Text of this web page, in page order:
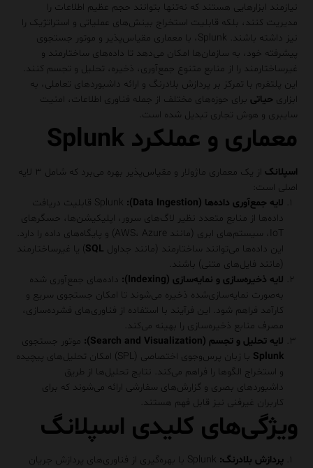
نیازمند ابزارهایی هستند که نه‌تنها بتوانند حجم عظیم اطلاعات را
مدیریت کنند، بلکه قابلیت استخراج بینش‌های عملیاتی و استراتژیک را
نیز داشته باشند. Splunk، با معماری مقیاس‌پذیر و موتور جستجوی
پیشرفته خود، به سازمان‌ها امکان می‌دهد تا داده‌های ساختارمند و
غیرساختارمند را از منابع متنوع جمع‌آوری، ذخیره، تحلیل و تجسم کنند.
این پلتفرم با تمرکز بر پردازش بلادرنگ و ارائه داشبوردهای تعاملی، به
ابزاری حیاتی برای حوزه‌های مختلف از جمله فناوری اطلاعات، امنیت
سایبری و هوش تجاری تبدیل شده است.
معماری و عملکرد Splunk
اسپلانک
از یک معماری ماژولار و مقیاس‌پذیر بهره می‌برد که شامل ۳ لایه
اصلی است:
لایه جمع‌آوری داده‌ها (Data Ingestion)
:
Splunk قابلیت دریافت
داده‌ها از منابع متعدد نظیر لاگ‌های سرور، اپلیکیشن‌ها، حسگرهای
IoT، سیستم‌های ابری (مانند AWS، Azure) و پایگاه‌های داده را دارد.
این داده‌ها می‌توانند ساختارمند (مانند جداول SQL) یا غیرساختارمند
(مانند فایل‌های متنی) باشند.
لایه ذخیره‌سازی و نمایه‌سازی (Indexing)
: داده‌های جمع‌آوری‌ شده
به‌صورت نمایه‌سازی‌شده ذخیره می‌شوند تا امکان جستجوی سریع و
کارآمد فراهم شود. این فرآیند با استفاده از فناوری‌های فشرده‌سازی،
مصرف منابع ذخیره‌سازی را بهینه می‌کند.
لایه تحلیل و تجسم (Search and Visualization)
: موتور جستجوی
Splunk
با زبان پرس‌وجوی اختصاصی (SPL) امکان تحلیل‌های پیچیده
و استخراج الگوها را فراهم می‌کند. نتایج تحلیل‌ها از طریق
داشبوردهای بصری و گزارش‌های سفارشی ارائه می‌شوند که برای
کاربران غیرفنی نیز قابل فهم هستند.
ویژگی‌های کلیدی اسپلانگ
پردازش بلادرنگ:
Splunk با بهره‌گیری از فناوری‌های پردازش جریان